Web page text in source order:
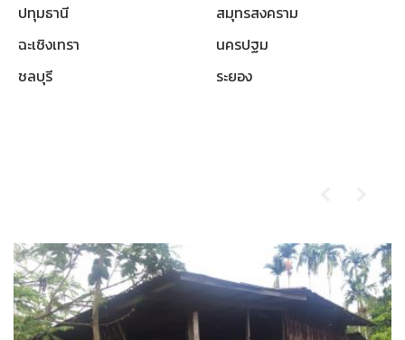
ปทุมธานี
สมุทรสงคราม
ฉะเชิงเทรา
นครปฐม
ชลบุรี
ระยอง